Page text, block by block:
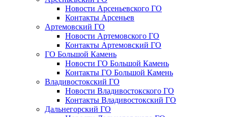
Новости Арсеньевского ГО
Контакты Арсеньев
Артемовский ГО
Новости Артемовского ГО
Контакты Артемовский ГО
ГО Большой Камень
Новости ГО Большой Камень
Контакты ГО Большой Камень
Владивостокский ГО
Новости Владивостокского ГО
Контакты Владивостокский ГО
Дальнегорский ГО